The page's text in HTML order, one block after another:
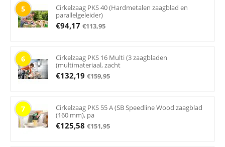
5
Cirkelzaag PKS 40 (Hardmetalen zaagblad en
parallelgeleider)
€94,17 €113,95
6
Cirkelzaag PKS 16 Multi (3 zaagbladen
(multimateriaal, zacht
€132,19 €159,95
7
Cirkelzaag PKS 55 A (SB Speedline Wood zaagblad
(160 mm), pa
€125,58 €151,95